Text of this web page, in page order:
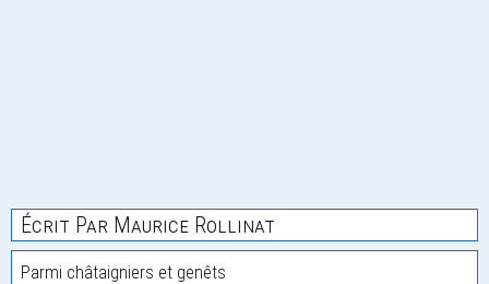
Écrit Par Maurice Rollinat
Parmi châtaigniers et genêts